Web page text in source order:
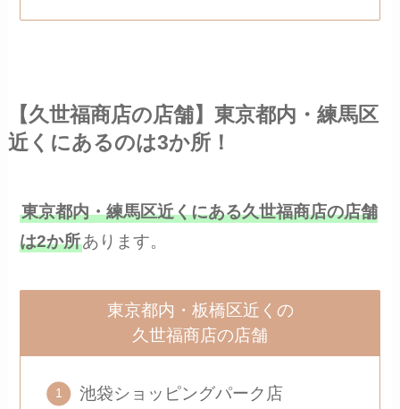
【久世福商店の店舗】東京都内・練馬区
近くにあるのは3か所！
東京都内・練馬区近くにある久世福商店の店舗
は2か所あります。
東京都内・板橋区近くの
久世福商店の店舗
池袋ショッピングパーク店